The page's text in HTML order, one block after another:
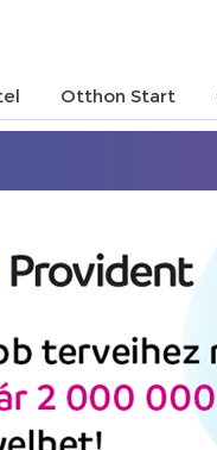
Otthon Start